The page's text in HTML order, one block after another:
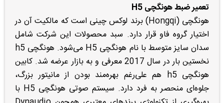
تعمیر ضبط هونگچی H5
هونگچی (Hongqi) برند لوکس چینی است که مالکیت آن در
اختیار گروه فاو قرار دارد. سبد محصولات این شرکت شامل
سدان سایز متوسط با نام هونگچی H5 می‌شود. هونگچی h5
نخستین بار در سال 2017 معرفی و به بازار عرضه شد. کابین
هونگچی h5 هم علی‌رغم بهره‌مند بودن از مانیتور بزرگ،
جلوه‌ای منحصر به فرد دارد. سیستم صوتی هونگچی H5 با